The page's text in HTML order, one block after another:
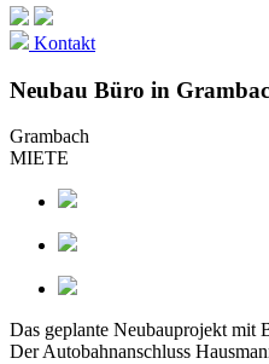
Kontakt
Neubau Büro in
Grambach
MIETE
Das geplante Neubauprojekt mit
Der Autobahnanschluss